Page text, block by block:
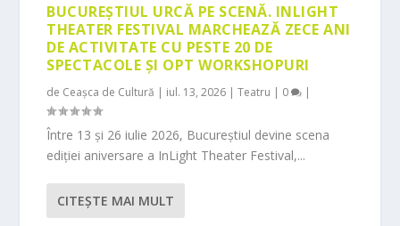
BUCUREȘTIUL URCĂ PE SCENĂ. INLIGHT
THEATER FESTIVAL MARCHEAZĂ ZECE ANI
DE ACTIVITATE CU PESTE 20 DE
SPECTACOLE ȘI OPT WORKSHOPURI
de Ceașca de Cultură | iul. 13, 2026 |Teatru | 0 |
Între 13 și 26 iulie 2026, Bucureștiul devine scena
ediției aniversare a InLight Theater Festival,...
CITEŞTE MAI MULT